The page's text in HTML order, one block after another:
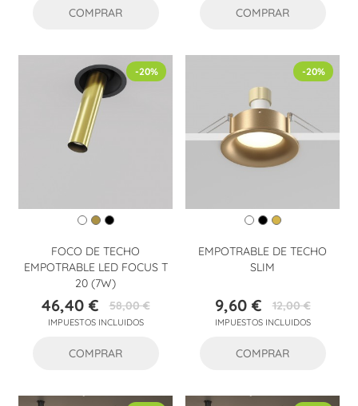
COMPRAR COMPRAR
FOCO DE TECHO
EMPOTRABLE LED FOCUS T
20 (7W)
Precio
46,40 €Precio
base
58,00 €
IMPUESTOS INCLUIDOS
-20%
COMPRAR
EMPOTRABLE DE TECHO
SLIM
Precio
9,60 € Precio
base
12,00 €
IMPUESTOS INCLUIDOS
-20%
COMPRAR